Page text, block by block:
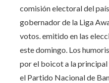
comisión electoral del
gobernador de la Liga
votos. emitido en las
este domingo. Los
por el boicot a la
el Partido Nacional de